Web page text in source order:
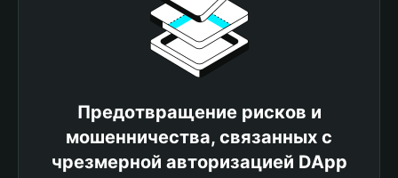
Предотвращение рисков и
мошенничества, связанных с
чрезмерной авторизацией DApp